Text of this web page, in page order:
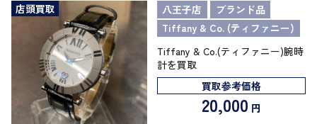
店頭買取 八王子店
ブランド品
Tiffany & Co. (ティファニー)
Tiffany & Co.(ティファニー)腕時
計を買取
買取参考価格
20,000 円